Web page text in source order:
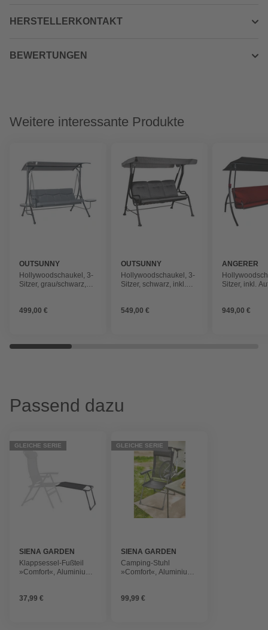
HERSTELLERKONTAKT
BEWERTUNGEN
Weitere interessante Produkte
OUTSUNNY
Hollywoodschaukel, 3-
Sitzer, grau/schwarz,
499,00 €
OUTSUNNY
Hollywoodschaukel, 3-
Sitzer, schwarz, inkl.
549,00 €
ANGERER
Sitzer, inkl.
949,00 €
Passend dazu
GLEICHE SERIE
SIENA GARDEN
Klappsessel-Fußteil
»Comfort«, Aluminium,
37,99 €
GLEICHE SERIE
SIENA GARDEN
Camping-Stuhl
»Comfort«, Aluminium,
99,99 €